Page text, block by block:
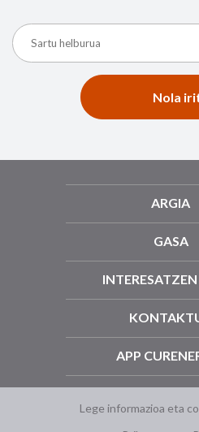
Nola
ARGIA
GASA
APP
Lege informazioa eta